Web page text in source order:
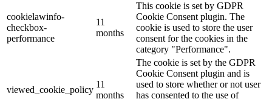
cookielawinfo-
checkbox-
performance
11
months
This cookie is set by GDPR
Cookie Consent plugin. The
cookie is used to store the user
consent for the cookies in the
category "Performance".
viewed_cookie_policy
11
months
The cookie is set by the GDPR
Cookie Consent plugin and is
used to store whether or not user
has consented to the use of